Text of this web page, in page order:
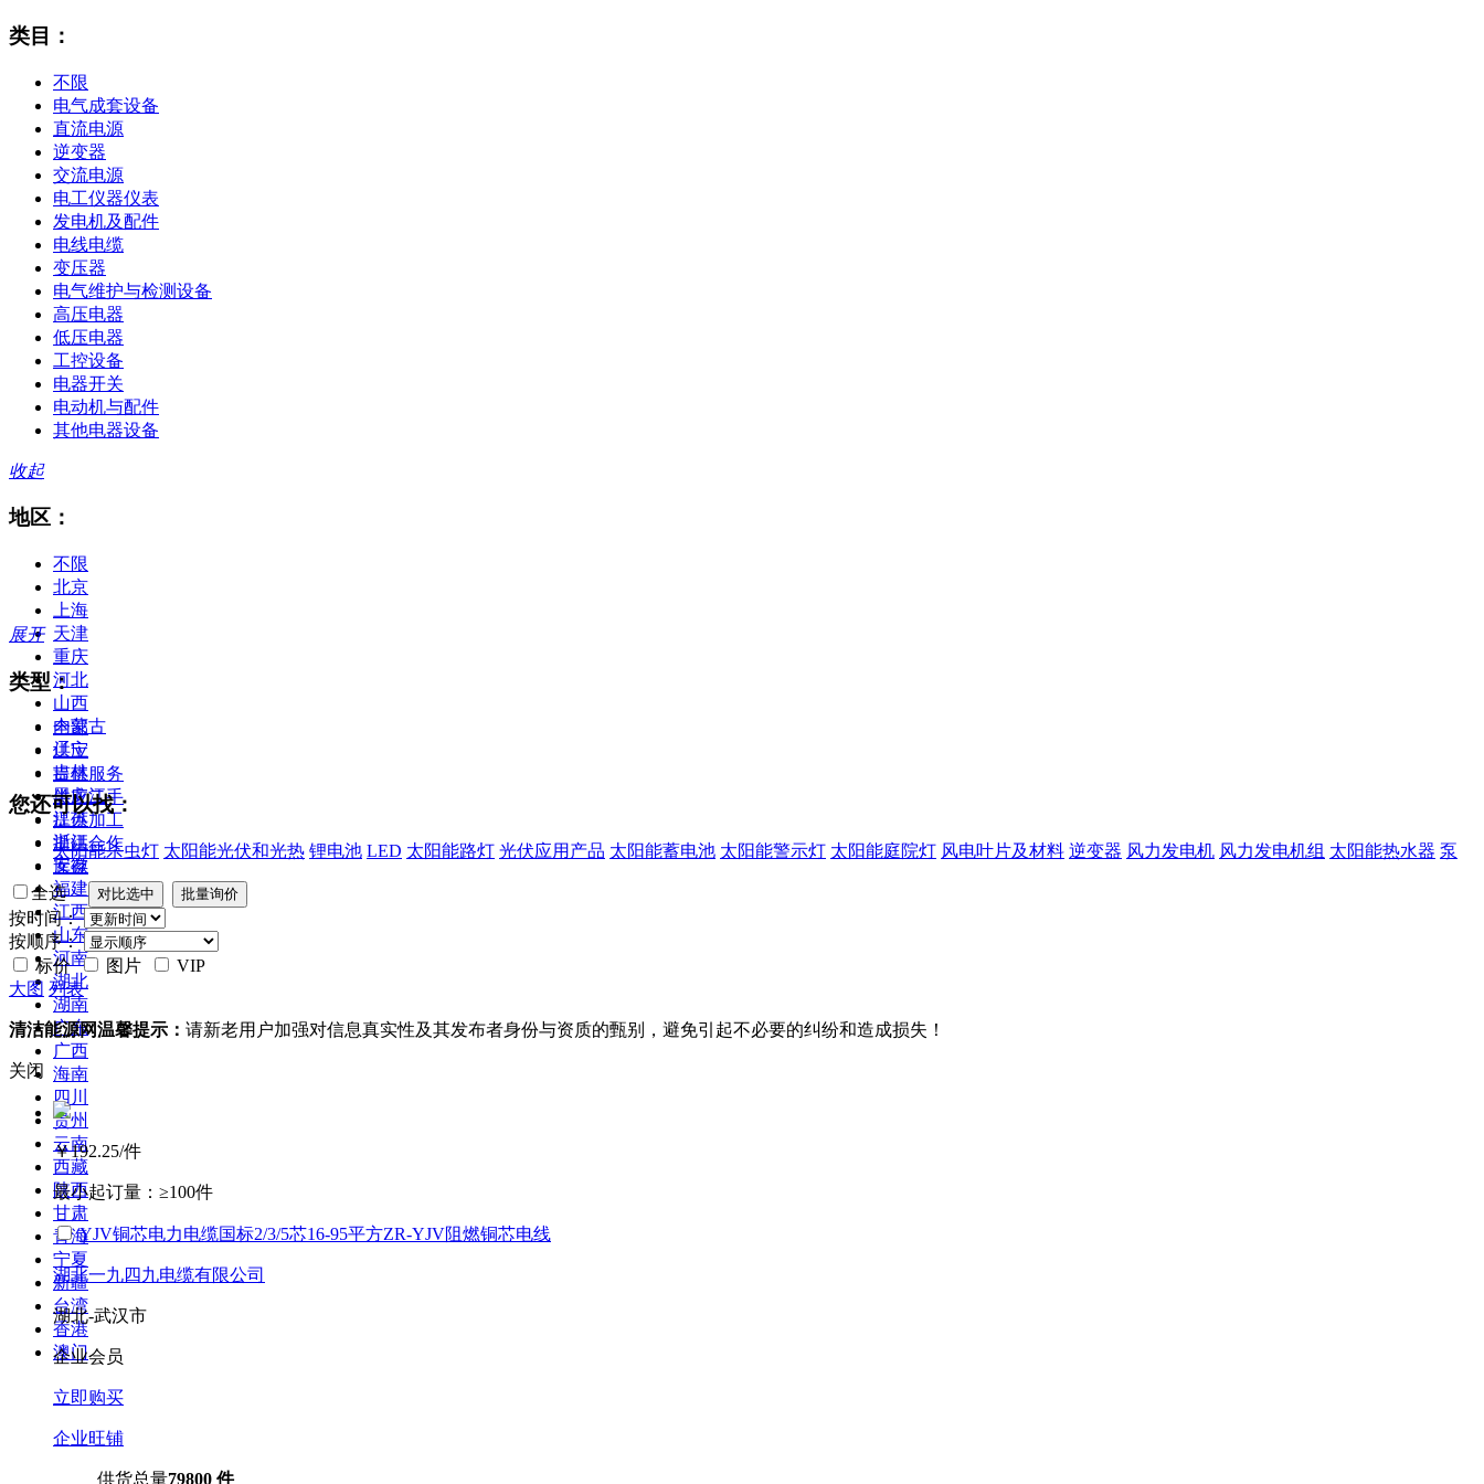
类目：
不限
电气成套设备
直流电源
逆变器
交流电源
电工仪器仪表
发电机及配件
电线电缆
变压器
电气维护与检测设备
高压电器
低压电器
工控设备
电器开关
电动机与配件
其他电器设备
收起
地区：
不限
北京
上海
天津
重庆
河北
山西
内蒙古
辽宁
吉林
黑龙江
江苏
浙江
安徽
福建
江西
山东
河南
湖北
湖南
广东
广西
海南
四川
贵州
云南
西藏
陕西
甘肃
青海
宁夏
新疆
台湾
香港
澳门
展开
类型：
全部
供应
提供服务
供应二手
提供加工
提供合作
库存
您还可以找：
太阳能杀虫灯 太阳能光伏和光热 锂电池 LED 太阳能路灯 光伏应用产品 太阳能蓄电池 太阳能警示灯 太阳能庭院灯 风电叶片及材料 逆变器 风力发电机 风力发电机组 太阳能热水器 泵
全选
按时间：
按顺序：
标价
图片
VIP
大图 列表
清洁能源网温馨提示： 请新老用户加强对信息真实性及其发布者身份与资质的甄别，避免引起不必要的纠纷和造成损失！
关闭
￥192.25/件
最小起订量： ≥100件
YJV铜芯电力电缆国标2/3/5芯16-95平方ZR-YJV阻燃铜芯电线
湖北一九四九电缆有限公司
湖北-武汉市
企业会员
立即购买
企业旺铺
供货总量79800 件